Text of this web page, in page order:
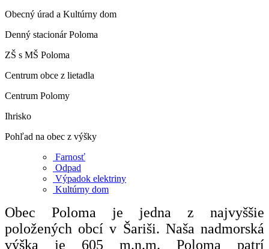
Obecný úrad a Kultúrny dom
Denný stacionár Poloma
ZŠ s MŠ Poloma
Centrum obce z lietadla
Centrum Polomy
Ihrisko
Pohľad na obec z výšky
Farnosť
Odpad
Výpadok elektriny
Kultúrny dom
Obec Poloma je jedna z najvyššie
položených obcí v Šariši. Naša nadmorská
výška je 605 m.n.m. Poloma patrí